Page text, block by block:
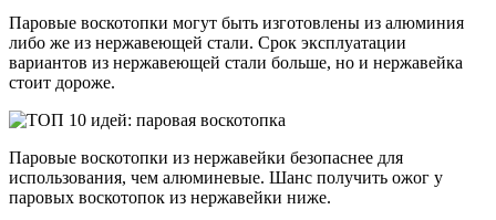
Паровые воскотопки могут быть изготовлены из алюминия
либо же из нержавеющей стали. Срок эксплуатации
вариантов из нержавеющей стали больше, но и нержавейка
стоит дороже.
Паровые воскотопки из нержавейки безопаснее для
использования, чем алюминевые. Шанс получить ожог у
паровых воскотопок из нержавейки ниже.